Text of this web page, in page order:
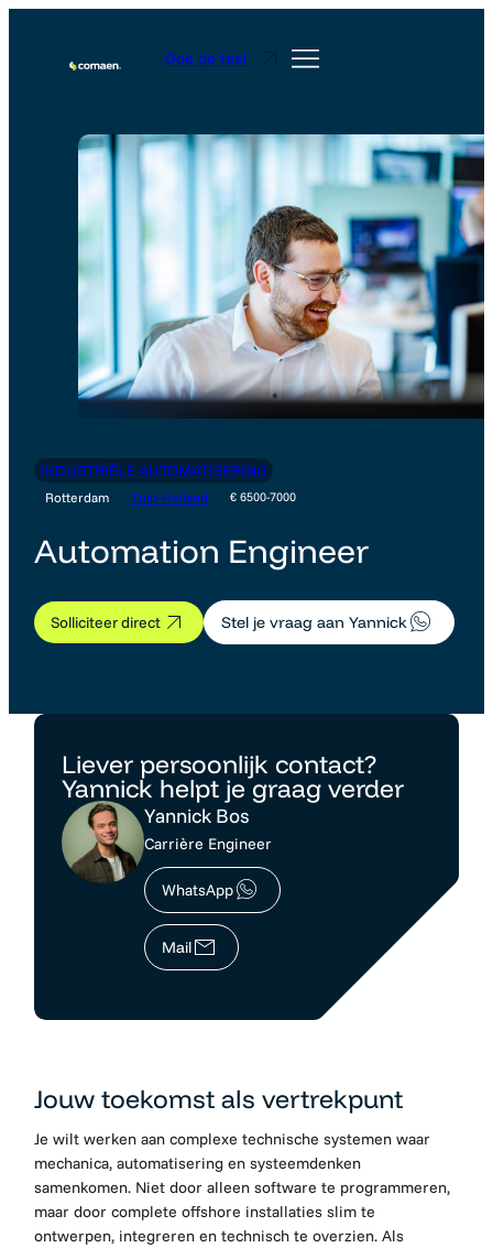
Doe de test
INDUSTRIËLE AUTOMATISERING
Rotterdam Zuid-Holland € 6500-7000
Automation Engineer
Solliciteer direct Stel je vraag aan Yannick
Liever persoonlijk contact?
Yannick helpt je graag verder
Yannick Bos
Carrière Engineer
WhatsApp
Mail
Jouw toekomst als vertrekpunt
Je wilt werken aan complexe technische systemen waar
mechanica, automatisering en systeemdenken
samenkomen. Niet door alleen software te programmeren,
maar door complete offshore installaties slim te
ontwerpen, integreren en technisch te overzien. Als